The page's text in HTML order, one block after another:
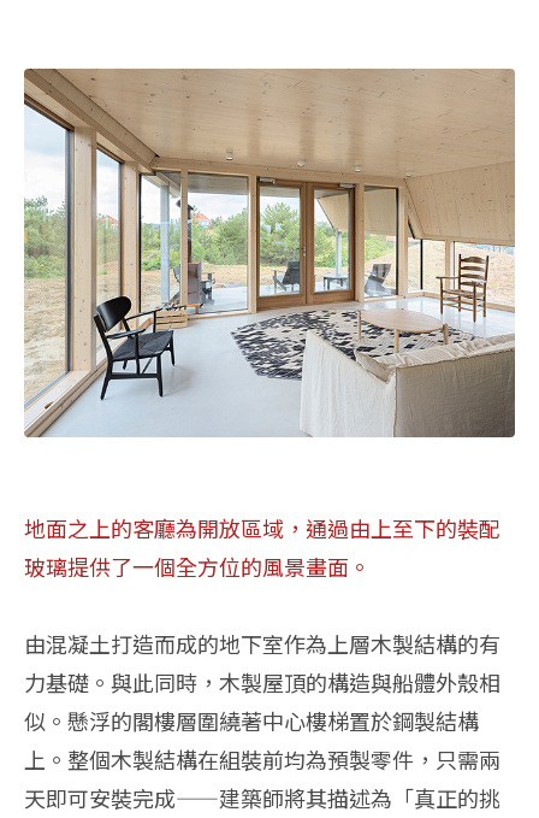
地面之上的客廳為開放區域，通過由上至下的裝配
玻璃提供了一個全方位的風景畫面。
由混凝土打造而成的地下室作為上層木製結構的有
力基礎。與此同時，木製屋頂的構造與船體外殼相
似。懸浮的閣樓層圍繞著中心樓梯置於鋼製結構
上。整個木製結構在組裝前均為預製零件，只需兩
天即可安裝完成——建築師將其描述為「真正的挑